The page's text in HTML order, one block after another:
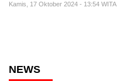
Kamis, 17 Oktober 2024 - 13:54 WITA
NEWS